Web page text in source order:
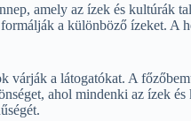
amely az ízek és kultúrák
a különböző ízeket. A
várják a látogatókat. A
ahol mindenki az ízek